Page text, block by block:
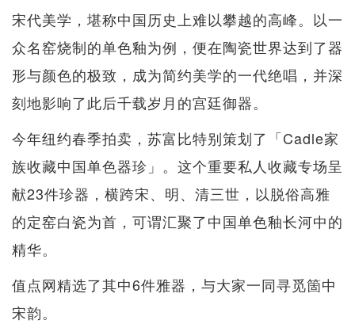
宋代美学，堪称中国历史上难以攀越的高峰。以一
众名窑烧制的单色釉为例，便在陶瓷世界达到了器
形与颜色的极致，成为简约美学的一代绝唱，并深
刻地影响了此后千载岁月的宫廷御器。
今年纽约春季拍卖，苏富比特别策划了「Cadle家
族收藏中国单色器珍」。这个重要私人收藏专场呈
献23件珍器，横跨宋、明、清三世，以脱俗高雅
的定窑白瓷为首，可谓汇聚了中国单色釉长河中的
精华。
值点网精选了其中6件雅器，与大家一同寻觅箇中
宋韵。